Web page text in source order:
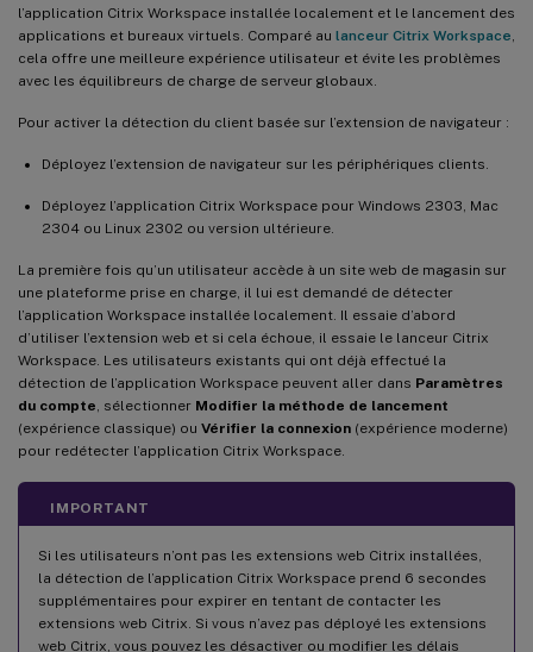
l’application Citrix Workspace installée localement et le lancement des
applications et bureaux virtuels. Comparé au lanceur Citrix Workspace
cela offre une meilleure expérience utilisateur et évite les problèmes
avec les équilibreurs de charge de serveur globaux.
Pour activer la détection du client basée sur l’extension de navigateur :
Déployez l’extension de navigateur sur les périphériques clients.
Déployez l’application Citrix Workspace pour Windows 2303, Mac
2304 ou Linux 2302 ou version ultérieure.
La première fois qu’un utilisateur accède à un site web de magasin sur
une plateforme prise en charge, il lui est demandé de détecter
l’application Workspace installée localement. Il essaie d’abord
d’utiliser l’extension web et si cela échoue, il essaie le lanceur Citrix
Workspace. Les utilisateurs existants qui ont déjà effectué la
détection de l’application Workspace peuvent aller dans Paramètres
du compte , sélectionner Modifier la méthode de lancement
(expérience classique) ou Vérifier la connexion (expérience moderne)
pour redétecter l’application Citrix Workspace.
IMPORTANT
Si les utilisateurs n’ont pas les extensions web Citrix installées,
la détection de l’application Citrix Workspace prend 6 secondes
supplémentaires pour expirer en tentant de contacter les
extensions web Citrix. Si vous n’avez pas déployé les extensions
web Citrix, vous pouvez les désactiver ou modifier les délais